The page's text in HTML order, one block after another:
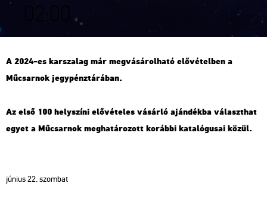
02:00
A 2024-es karszalag már megvásárolható elővételben a
Műcsarnok jegypénztárában.
Az első 100 helyszíni elővételes vásárló ajándékba választhat
egyet a Műcsarnok meghatározott korábbi katalógusai közül.
június 22. szombat